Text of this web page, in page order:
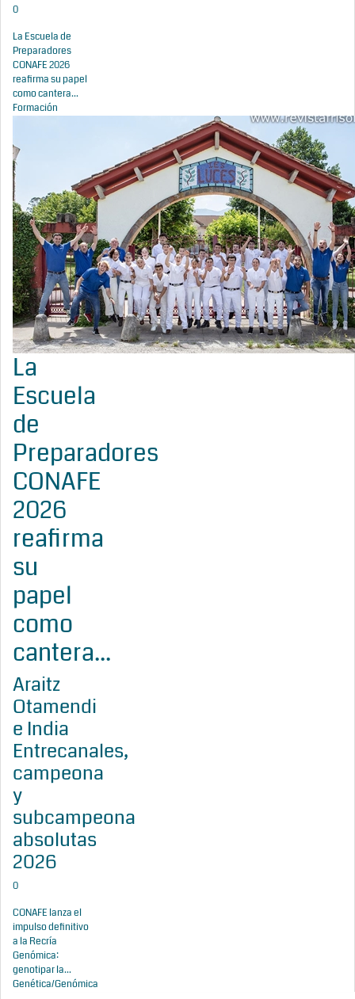
0
La Escuela de
Preparadores
CONAFE 2026
reafirma su papel
como cantera...
Formación
La
Escuela
de
Preparadores
CONAFE
2026
reafirma
su
papel
como
cantera...
Araitz
Otamendi
e India
Entrecanales,
campeona
y
subcampeona
absolutas
2026
0
CONAFE lanza el
impulso definitivo
a la Recría
Genómica:
genotipar la...
Genética/Genómica